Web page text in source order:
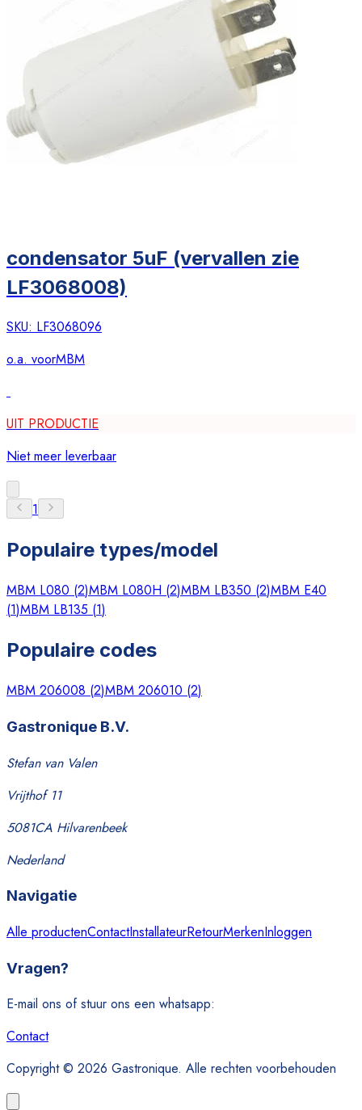
condensator 5uF (vervallen zie
LF3068008)
SKU: LF3068096
o.a. voorMBM
UIT PRODUCTIE
Niet meer leverbaar
1
Populaire types/model
MBM L080 (2)MBM L080H (2)MBM LB350 (2)MBM E40
(1)MBM LB135 (1)
Populaire codes
MBM 206008 (2)MBM 206010 (2)
Gastronique B.V.
Stefan van Valen
Vrijthof 11
5081CA Hilvarenbeek
Nederland
Navigatie
Alle productenContactInstallateurRetourMerkenInloggen
Vragen?
E-mail ons of stuur ons een whatsapp:
Contact
Copyright © 2026 Gastronique. Alle rechten voorbehouden